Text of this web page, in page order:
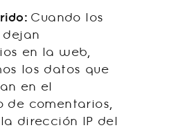
Cuando los
en la web,
los datos que
en el
de comentarios,
dirección IP del